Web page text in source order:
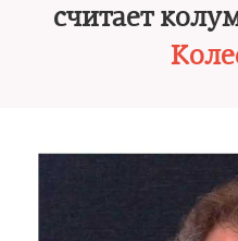
считает